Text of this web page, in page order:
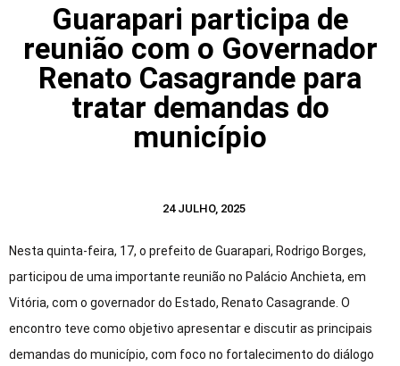
Guarapari participa de
reunião com o Governador
Renato Casagrande para
tratar demandas do
município
24 JULHO, 2025
Nesta quinta-feira, 17, o prefeito de Guarapari, Rodrigo Borges,
participou de uma importante reunião no Palácio Anchieta, em
Vitória, com o governador do Estado, Renato Casagrande. O
encontro teve como objetivo apresentar e discutir as principais
demandas do município, com foco no fortalecimento do diálogo